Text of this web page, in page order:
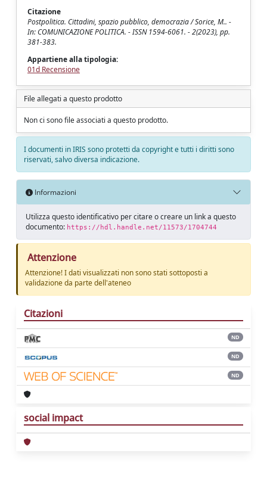
Citazione
Postpolitica. Cittadini, spazio pubblico, democrazia / Sorice, M.. -
In: COMUNICAZIONE POLITICA. - ISSN 1594-6061. - 2(2023), pp.
381-383.
Appartiene alla tipologia:
01d Recensione
File allegati a questo prodotto
Non ci sono file associati a questo prodotto.
I documenti in IRIS sono protetti da copyright e tutti i diritti sono
riservati, salvo diversa indicazione.
Informazioni
Utilizza questo identificativo per citare o creare un link a questo
documento: https://hdl.handle.net/11573/1704744
Attenzione
Attenzione! I dati visualizzati non sono stati sottoposti a
validazione da parte dell'ateneo
Citazioni
ND
ND
ND
social impact